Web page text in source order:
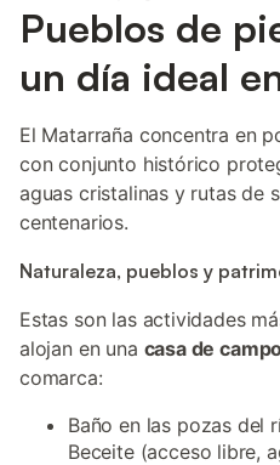
Pueblos de
un día ideal
El Matarraña concentra en
con conjunto histórico
aguas cristalinas y rutas de
centenarios.
Naturaleza, pueblos y
Estas son las actividades
alojan en una casa de
comarca:
Baño en las pozas del
Beceite (acceso libre,